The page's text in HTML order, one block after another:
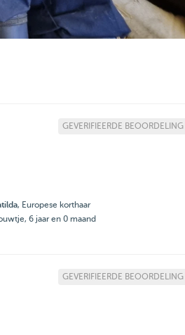
GEVERIFIEERDE BEOORDELING
, Europese korthaar
6 jaar en 0 maand
GEVERIFIEERDE BEOORDELING